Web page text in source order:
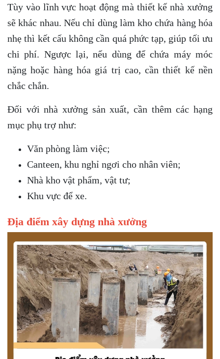
Tùy vào lĩnh vực hoạt động mà thiết kế nhà xưởng
sẽ khác nhau. Nếu chỉ dùng làm kho chứa hàng hóa
nhẹ thì kết cấu không cần quá phức tạp, giúp tối ưu
chi phí. Ngược lại, nếu dùng để chứa máy móc
nặng hoặc hàng hóa giá trị cao, cần thiết kế nền
chắc chắn.
Đối với nhà xưởng sản xuất, cần thêm các hạng
mục phụ trợ như:
Văn phòng làm việc;
Canteen, khu nghỉ ngơi cho nhân viên;
Nhà kho vật phẩm, vật tư;
Khu vực để xe.
Địa điểm xây dựng nhà xưởng